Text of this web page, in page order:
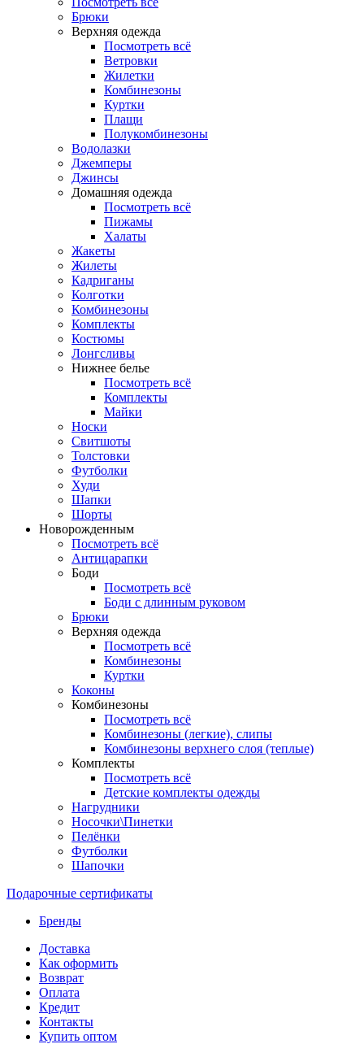
Брюки
Верхняя одежда
Посмотреть всё
Ветровки
Жилетки
Комбинезоны
Куртки
Плащи
Полукомбинезоны
Водолазки
Джемперы
Джинсы
Домашняя одежда
Посмотреть всё
Пижамы
Халаты
Жакеты
Жилеты
Кадриганы
Колготки
Комбинезоны
Комплекты
Костюмы
Лонгсливы
Нижнее белье
Посмотреть всё
Комплекты
Майки
Носки
Свитшоты
Толстовки
Футболки
Худи
Шапки
Шорты
Новорожденным
Посмотреть всё
Антицарапки
Боди
Посмотреть всё
Боди с длинным руковом
Брюки
Верхняя одежда
Посмотреть всё
Комбинезоны
Куртки
Коконы
Комбинезоны
Посмотреть всё
Комбинезоны (легкие), слипы
Комбинезоны верхнего слоя (теплые)
Комплекты
Посмотреть всё
Детские комплекты одежды
Нагрудники
Носочки\Пинетки
Пелёнки
Футболки
Шапочки
Подарочные сертификаты
Бренды
Доставка
Как оформить
Возврат
Оплата
Кредит
Контакты
Купить оптом